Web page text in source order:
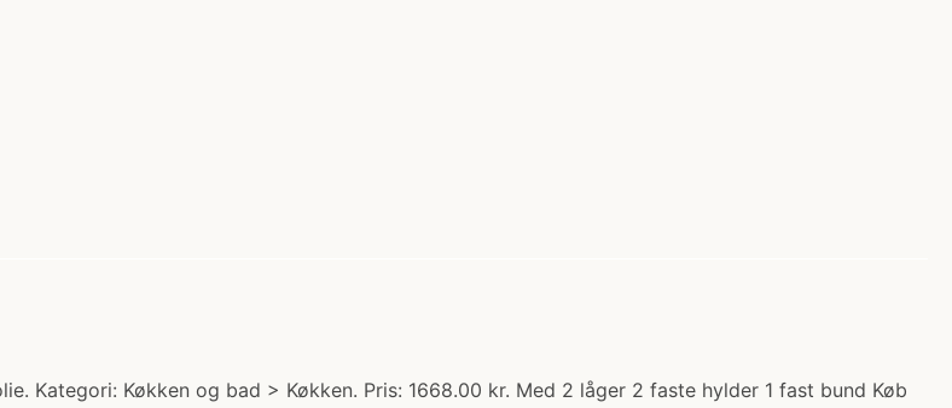
Kategori: Køkken og bad > Køkken. Pris: 1668.00 kr. Med 2 låger 2 faste hylder 1 fast bund Køb